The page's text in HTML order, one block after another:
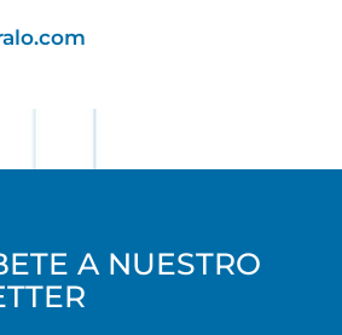
A NUESTRO